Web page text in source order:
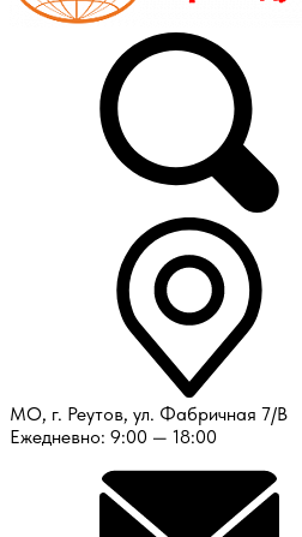
МО, г. Реутов, ул. Фабричная 7/В
Ежедневно: 9:00 — 18:00